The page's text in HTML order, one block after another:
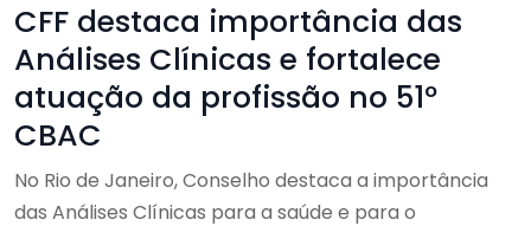
CFF destaca importância das
Análises Clínicas e fortalece
atuação da profissão no 51º
CBAC
No Rio de Janeiro, Conselho destaca a importância
das Análises Clínicas para a saúde e para o